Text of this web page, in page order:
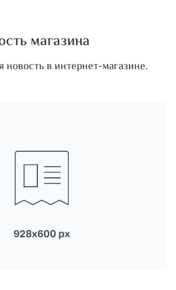
магазина
новость в интернет-магазине.